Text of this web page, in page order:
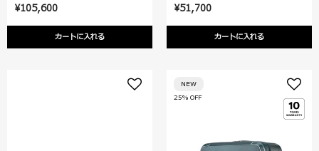
¥105,600
カートに入れる
¥51,700
カートに入れる
25% OFF
NEW